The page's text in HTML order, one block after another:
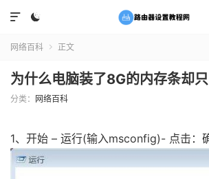


网络百科  正文
为什么电脑装了8G的内存条却
分类： 网络百科
1、开始 – 运行(输入msconfig)- 点击：